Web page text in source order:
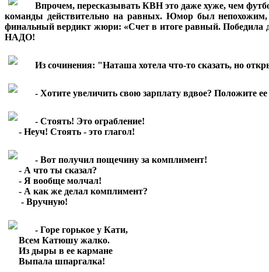
Впрочем, пересказывать КВН это даже хуже, чем
команды действительно на равных. Юмор был
финальный вердикт жюри: «Счет в итоге равный. Победила
НАДО!
Из сочинения: "Наташа хотела что-то сказать, но
- Хотите увеличить свою зарплату вдвое? Положите ее
- Стоять! Это ограбление!
- Неуч! Стоять - это глагол!
- Вот получил пощечину за комплимент!
- А что ты сказал?
- Я вообще молчал!
- А как же делал комплимент?
- Вручную!
- Горе горькое у Кати,
Всем Катюшу жалко.
Из дыры в ее кармане
Выпала шпаргалка!